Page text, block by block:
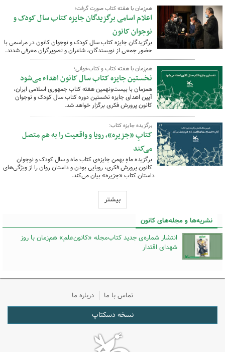
هم‌زمان با هفته کتاب صورت گرفت؛
اعلام اسامی برگزیدگان جایزه کتاب سال کودک و
نوجوان کانون
برگزیدگان جایزه کتاب سال کودک و نوجوان کانون در مراسمی با
حضور جمعی از نویسندگان، شاعران و تصویرگران معرفی شدند.
هم‌زمان با هفته کتاب و کتاب‌خوانی؛
نخستین جایزه کتاب سال کانون اهداء می‌شود
همزمان با بیست‌ونهمین هفته کتاب جمهوری اسلامی ایران،
آیین اهدای جایزه نخستین دوره کتاب سال کودک و نوجوان
کانون پرورش فکری برگزار خواهد شد.
برگزیده جایزه کتاب:
کتابِ «جزیره»، رویا و واقعیت را به هم متصل
می‌کند
برگزیده ماهِ بهمن جایزه‌ی کتاب ماه و سال کودک و نوجوان
کانون پرورش فکری، رویایی بودن و داستان روان را از ویژگی‌های
داستان کتاب «جزیره» بیان می‌کند.
بیشتر
نشریه‌ها و مجله‌های کانون
انتشار شماره‌ی جدید کتاب‌مجله «کانون‌علم» هم‌زمان با روز
شهدای اقتدار
تماس با ما درباره ما
نسخه دسکتاپ